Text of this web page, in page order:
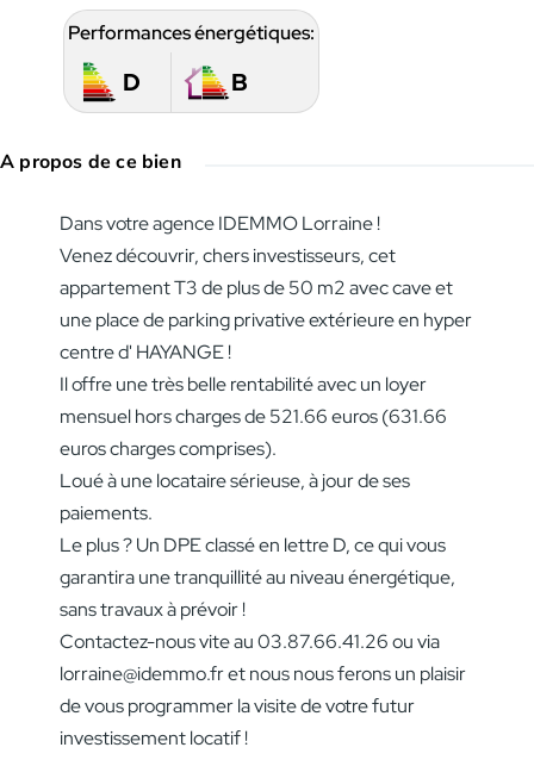
Performances énergétiques:
D B
A propos de ce bien
Dans votre agence IDEMMO Lorraine !
Venez découvrir, chers investisseurs, cet
appartement T3 de plus de 50 m2 avec cave et
une place de parking privative extérieure en hyper
centre d' HAYANGE !
Il offre une très belle rentabilité avec un loyer
mensuel hors charges de 521.66 euros (631.66
euros charges comprises).
Loué à une locataire sérieuse, à jour de ses
paiements.
Le plus ? Un DPE classé en lettre D, ce qui vous
garantira une tranquillité au niveau énergétique,
sans travaux à prévoir !
Contactez-nous vite au 03.87.66.41.26 ou via
lorraine@idemmo.fr et nous nous ferons un plaisir
de vous programmer la visite de votre futur
investissement locatif !